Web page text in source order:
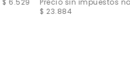
$ 23.884